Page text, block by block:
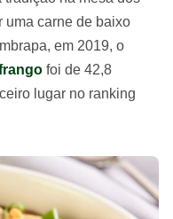
uma carne de baixo
em 2019, o
foi de 42,8
lugar no ranking